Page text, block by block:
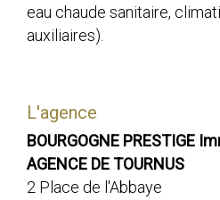
eau chaude sanitaire,
auxiliaires).
L'agence
BOURGOGNE PRESTIGE
AGENCE DE TOURNUS
2 Place de l'Abbaye